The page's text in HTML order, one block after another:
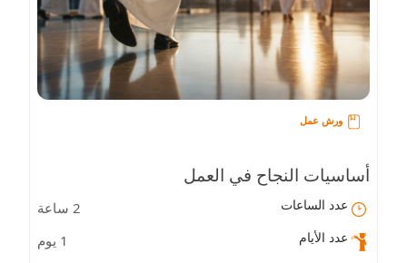
ورش عمل
أساسيات النجاح في العمل
عدد الساعات 2 ساعة
عدد الأيام 1 يوم